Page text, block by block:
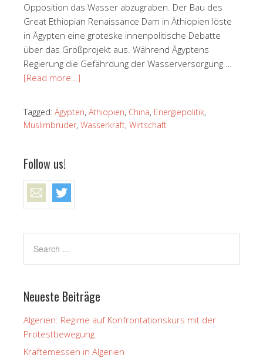
Opposition das Wasser abzugraben. Der Bau des
Great Ethiopian Renaissance Dam in Äthiopien löste
in Ägypten eine groteske innenpolitische Debatte
über das Großprojekt aus. Während Ägyptens
Regierung die Gefährdung der Wasserversorgung …
[Read more…]
Tagged: Ägypten, Äthiopien, China, Energiepolitik,
Muslimbrüder, Wasserkraft, Wirtschaft
Follow us!
Neueste Beiträge
Algerien: Regime auf Konfrontationskurs mit der
Protestbewegung
Kräftemessen in Algerien